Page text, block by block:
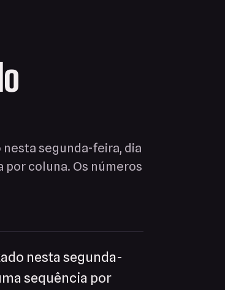
nesta segunda-feira, dia
por coluna. Os números
nesta segunda-
sequência por